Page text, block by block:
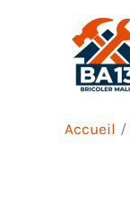
Accueil